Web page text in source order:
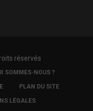
réservés
SOMMES-NOUS ?
PLAN DU SITE
LÉGALES